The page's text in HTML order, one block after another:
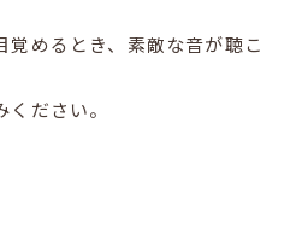
覚めるとき、素敵な音が聴こ
ださい。